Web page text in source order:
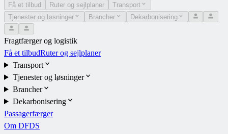
Få et tilbud Ruter og sejlplaner
Transport
Tjenester og løsninger
Brancher Dekarbonisering
Fragtfærger og logistik
Få et tilbudRuter og sejlplaner
Transport
Tjenester og løsninger
Brancher
Dekarbonisering
Passagerfærger
Om DFDS